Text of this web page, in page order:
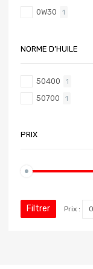
0W30 1
NORME D’HUILE
50400 1
50700 1
PRIX
Filtrer Prix :